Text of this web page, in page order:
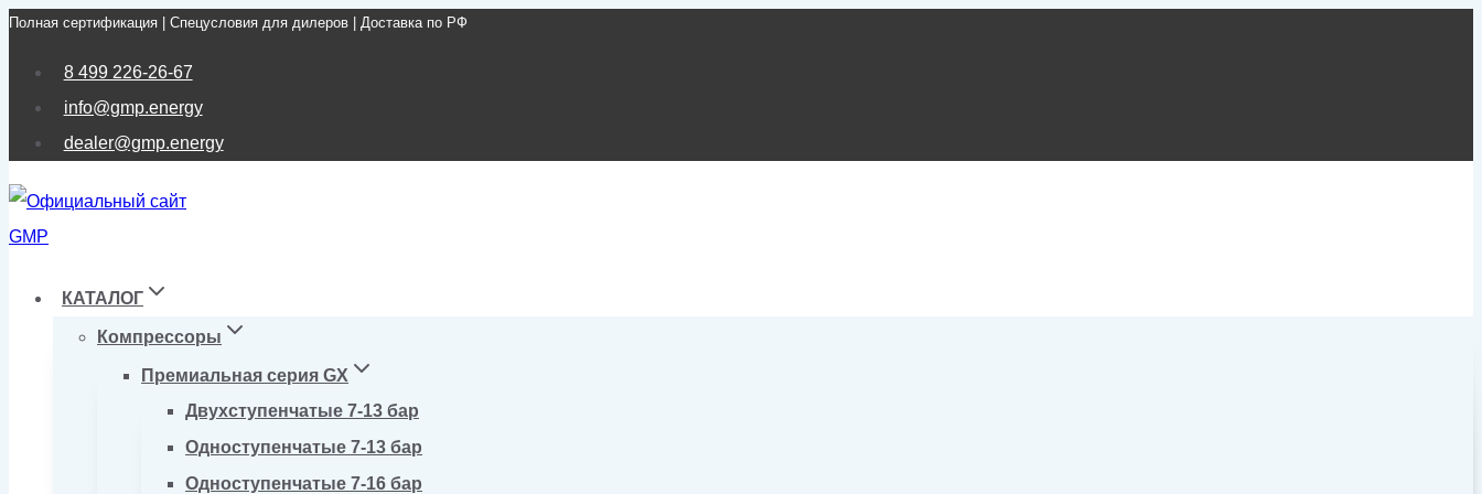
Перейти
Полная сертификация | Спецусловия для дилеров | Доставка по РФ
8 499 226-26-67
info@gmp.energy
dealer@gmp.energy
КАТАЛОГ
Компрессоры
Премиальная серия GX
Двухступенчатые 7-13 бар
Одноступенчатые 7-13 бар
Одноступенчатые 7-16 бар